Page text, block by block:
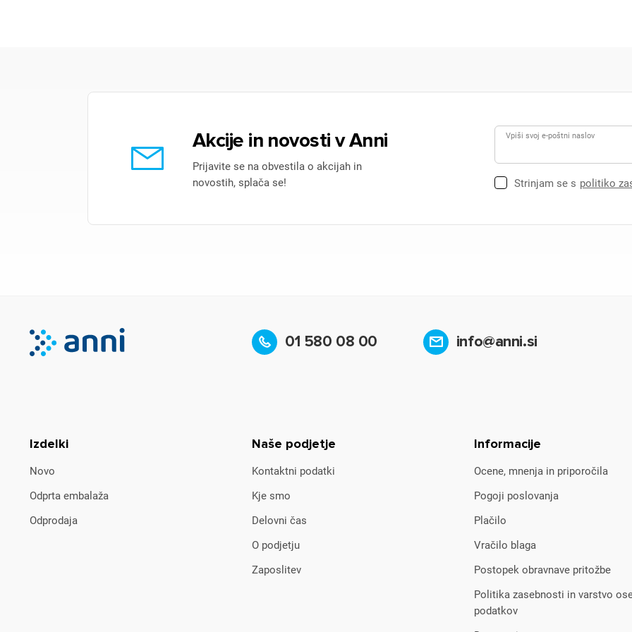
Akcije in novosti v Anni
Prijavite se na obvestila o akcijah in
novostih, splača se!
Vpiši svoj e-poštni naslov
Strinjam se s politiko
01 580 08 00 info@anni.si
Izdelki
Novo
Odprta embalaža
Odprodaja
Naše podjetje
Kontaktni podatki
Kje smo
Delovni čas
O podjetju
Zaposlitev
Informacije
Ocene, mnenja in priporočila
Pogoji poslovanja
Plačilo
Vračilo blaga
Postopek obravnave pritožbe
Politika zasebnosti in varstvo
podatkov